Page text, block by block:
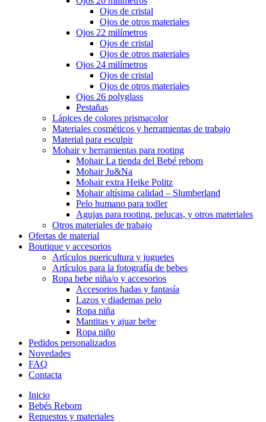
Ojos de cristal
Ojos de otros materiales
Ojos 22 milímetros
Ojos de cristal
Ojos de otros materiales
Ojos 24 milímetros
Ojos de cristal
Ojos de otros materiales
Ojos 26 polyglass
Pestañas
Lápices de colores prismacolor
Materiales cosméticos y herramientas de trabajo
Material para esculpir
Mohair y herramientas para rooting
Mohair La tienda del Bebé reborn
Mohair Ju&Na
Mohair extra Heike Politz
Mohair altísima calidad – Slumberland
Pelo humano para todler
Agujas para rooting, pelucas, y otros materiales
Otros materiales de trabajo
Ofertas de material
Boutique y accesorios
Artículos puericultura y juguetes
Artículos para la fotografía de bebes
Ropa bebe niña/o y accesorios
Accesorios hadas y fantasía
Lazos y diademas pelo
Ropa niña
Mantitas y ajuar bebe
Ropa niño
Pedidos personalizados
Novedades
FAQ
Contacta
Inicio
Bebés Reborn
Repuestos y materiales